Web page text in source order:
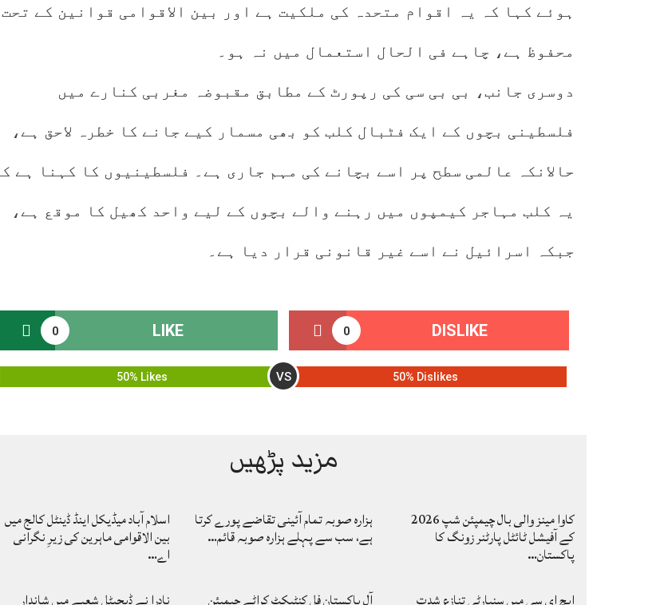
ہوئے کہا کہ یہ اقوام متحدہ کی ملکیت ہے اور بین الاقوامی قوانین کے تحت
محفوظ ہے، چاہے فی الحال استعمال میں نہ ہو۔
دوسری جانب، بی بی سی کی رپورٹ کے مطابق مقبوضہ مغربی کنارے میں
فلسطینی بچوں کے ایک فٹبال کلب کو بھی مسمار کیے جانے کا خطرہ لاحق ہے،
حالانکہ عالمی سطح پر اسے بچانے کی مہم جاری ہے۔ فلسطینیوں کا کہنا ہے کہ
یہ کلب مہاجر کیمپوں میں رہنے والے بچوں کے لیے واحد کھیل کا موقع ہے،
جبکہ اسرائیل نے اسے غیر قانونی قرار دیا ہے۔
0 LIKE 0 DISLIKE
50% Likes VS 50% Dislikes
مزید پڑھیں
اسلام آباد میڈیکل اینڈ ڈینٹل کالج میں
بین الاقوامی ماہرین کی زیرِ نگرانی
اے…
ہزارہ صوبہ تمام آئینی تقاضے پورے کرتا
ہے، سب سے پہلے ہزارہ صوبہ قائم…
کاوا مینز والی بال چیمپئن شپ 2026
کے آفیشل ٹائٹل پارٹنر زونگ کا
پاکستان…